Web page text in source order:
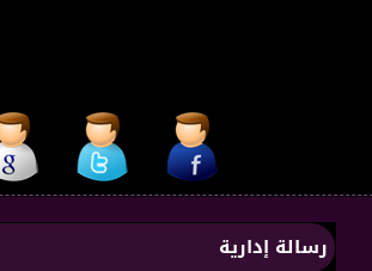
رسالة إدارية